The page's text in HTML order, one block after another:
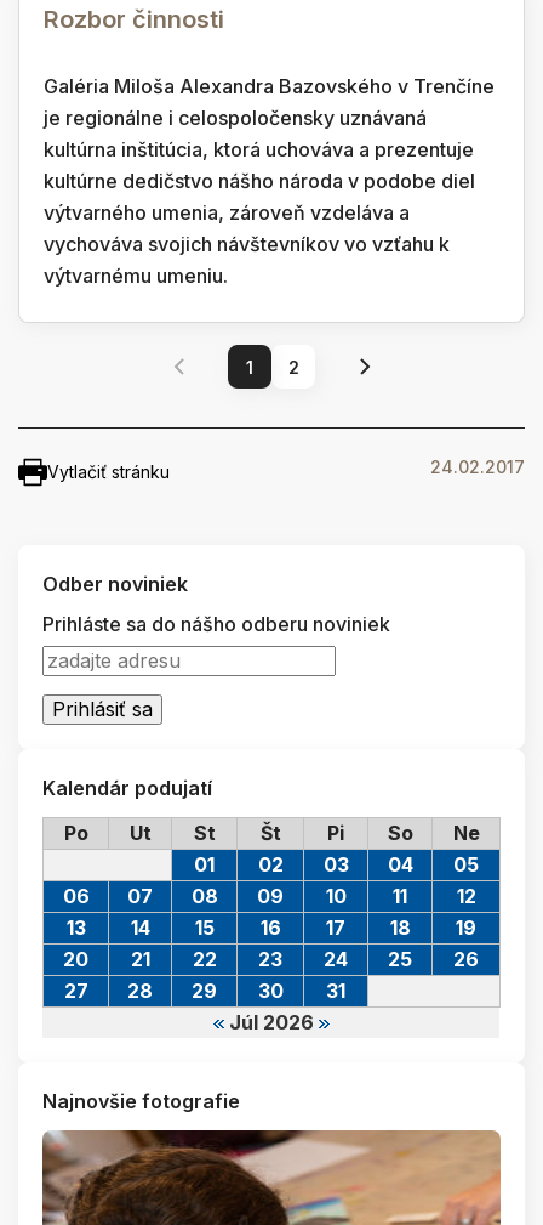
Rozbor činnosti
Galéria Miloša Alexandra Bazovského v Trenčíne
je regionálne i celospoločensky uznávaná
kultúrna inštitúcia, ktorá uchováva a prezentuje
kultúrne dedičstvo nášho národa v podobe diel
výtvarného umenia, zároveň vzdeláva a
vychováva svojich návštevníkov vo vzťahu k
výtvarnému umeniu.
1 2
Vytlačiť stránku 24.02.2017
Odber noviniek
Prihláste sa do nášho odberu noviniek
Kalendár podujatí
Po
Ut St Št Pi So Ne
Júl 2026
01 02 03 04
05
06
07 08 09 10 11
12
13
14 15 16 17 18
19
20
21 22 23 24 25
26
27
28 29 30 31
Najnovšie fotografie